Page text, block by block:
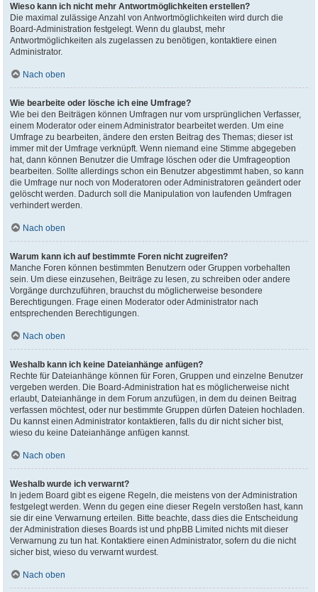
Wieso kann ich nicht mehr Antwortmöglichkeiten erstellen?
Die maximal zulässige Anzahl von Antwortmöglichkeiten wird durch die
Board-Administration festgelegt. Wenn du glaubst, mehr
Antwortmöglichkeiten als zugelassen zu benötigen, kontaktiere einen
Administrator.
Nach oben
Wie bearbeite oder lösche ich eine Umfrage?
Wie bei den Beiträgen können Umfragen nur vom ursprünglichen Verfasser,
einem Moderator oder einem Administrator bearbeitet werden. Um eine
Umfrage zu bearbeiten, ändere den ersten Beitrag des Themas; dieser ist
immer mit der Umfrage verknüpft. Wenn niemand eine Stimme abgegeben
hat, dann können Benutzer die Umfrage löschen oder die Umfrageoption
bearbeiten. Sollte allerdings schon ein Benutzer abgestimmt haben, so kann
die Umfrage nur noch von Moderatoren oder Administratoren geändert oder
gelöscht werden. Dadurch soll die Manipulation von laufenden Umfragen
verhindert werden.
Nach oben
Warum kann ich auf bestimmte Foren nicht zugreifen?
Manche Foren können bestimmten Benutzern oder Gruppen vorbehalten
sein. Um diese einzusehen, Beiträge zu lesen, zu schreiben oder andere
Vorgänge durchzuführen, brauchst du möglicherweise besondere
Berechtigungen. Frage einen Moderator oder Administrator nach
entsprechenden Berechtigungen.
Nach oben
Weshalb kann ich keine Dateianhänge anfügen?
Rechte für Dateianhänge können für Foren, Gruppen und einzelne Benutzer
vergeben werden. Die Board-Administration hat es möglicherweise nicht
erlaubt, Dateianhänge in dem Forum anzufügen, in dem du deinen Beitrag
verfassen möchtest, oder nur bestimmte Gruppen dürfen Dateien hochladen.
Du kannst einen Administrator kontaktieren, falls du dir nicht sicher bist,
wieso du keine Dateianhänge anfügen kannst.
Nach oben
Weshalb wurde ich verwarnt?
In jedem Board gibt es eigene Regeln, die meistens von der Administration
festgelegt werden. Wenn du gegen eine dieser Regeln verstoßen hast, kann
sie dir eine Verwarnung erteilen. Bitte beachte, dass dies die Entscheidung
der Administration dieses Boards ist und phpBB Limited nichts mit dieser
Verwarnung zu tun hat. Kontaktiere einen Administrator, sofern du die nicht
sicher bist, wieso du verwarnt wurdest.
Nach oben